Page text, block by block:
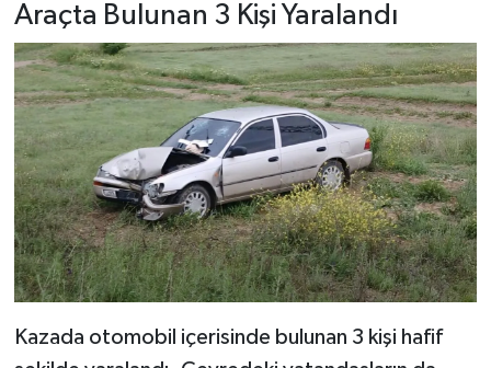
Araçta Bulunan 3 Kişi Yaralandı
Kazada otomobil içerisinde bulunan 3 kişi hafif
Teknoloji Haberleri
Siyaset Haberleri
Dünya Haberleri
Yerel Haberler
Haber Arşivi